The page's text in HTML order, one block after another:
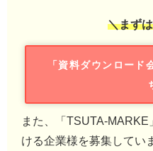
＼まず
「資料ダウンロード
また、「TSUTA-
ける企業様を募集してい